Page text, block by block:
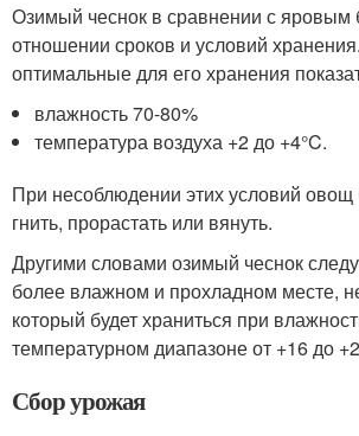
Озимый чеснок в сравнении с яровым
отношении сроков и условий
оптимальные для его хранения
влажность 70-80%
температура воздуха +2 до +4°C.
При несоблюдении этих условий овощ
гнить, прорастать или вянуть.
Другими словами озимый чеснок
более влажном и прохладном месте,
который будет храниться при
температурном диапазоне от +16 до
Сбор урожая